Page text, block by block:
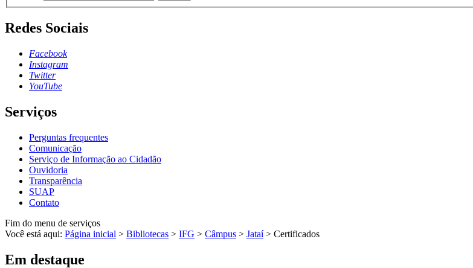
Redes Sociais
Facebook
Instagram
Twitter
YouTube
Serviços
Perguntas frequentes
Comunicação
Serviço de Informação ao Cidadão
Ouvidoria
Transparência
SUAP
Contato
Fim do menu de serviços
Você está aqui: Página inicial > Bibliotecas > IFG > Câmpus > Jataí > Certificados
Em destaque